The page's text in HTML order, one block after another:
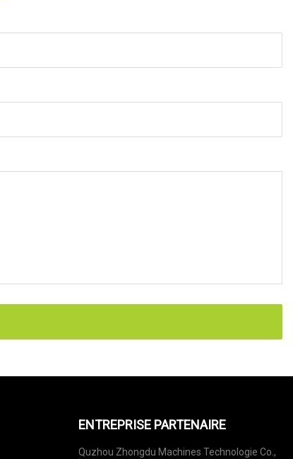
ENTREPRISE PARTENAIRE
Quzhou Zhongdu Machines Technologie Co.,